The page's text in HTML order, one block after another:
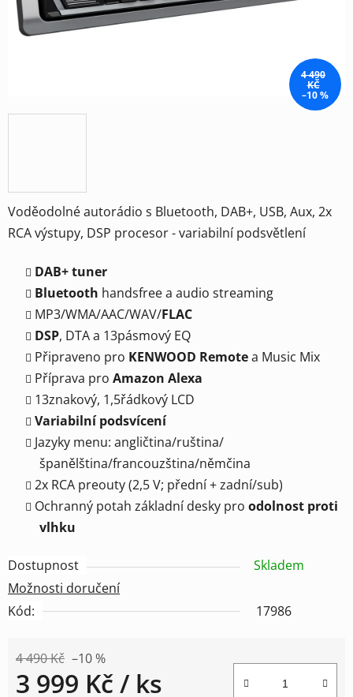
Voděodolné autorádio s Bluetooth, DAB+, USB, Aux, 2x
RCA výstupy, DSP procesor - variabilní podsvětlení
DAB+ tuner
Bluetooth handsfree a audio streaming
MP3/WMA/AAC/WAV/FLAC
DSP, DTA a 13pásmový EQ
Připraveno pro KENWOOD Remotea Music Mix
Příprava pro Amazon Alexa
13znakový, 1,5řádkový LCD
Variabilní podsvícení
Jazyky menu: angličtina/ruština/
španělština/francouzština/němčina
2x RCA preouty (2,5 V; přední + zadní/sub)
Ochranný potah základní desky pro odolnost proti
vlhku
Dostupnost
Skladem
Možnosti doručení
Kód:
17986
4 490 Kč –10 %
3 999 Kč / ks
4 490
KČ
–10 %